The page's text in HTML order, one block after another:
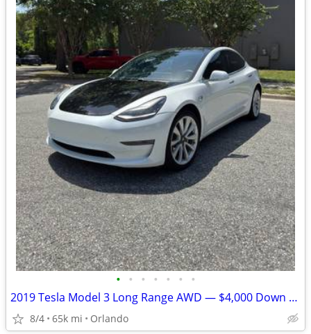
• • • • • • •
2019 Tesla Model 3 Long Range AWD — $4,000 Down / Finance Available
8/4 65k mi Orlando